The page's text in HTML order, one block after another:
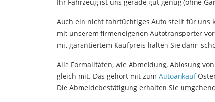
Ihr Fahrzeug ist uns gerade gut genug (ohne
Auch ein nicht fahrtüchtiges Auto stellt für uns
mit unserem firmeneigenen Autotransporter
mit garantiertem Kaufpreis halten Sie dann
Alle Formalitäten, wie Abmeldung, Ablösung
gleich mit. Das gehört mit zum Autoankauf
Die Abmeldebestätigung erhalten Sie